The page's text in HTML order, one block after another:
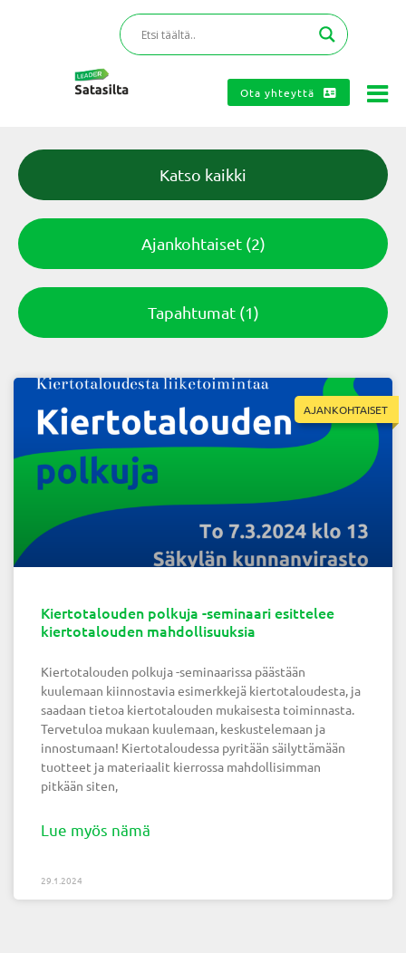
Ota yhteyttä
Katso kaikki
Ajankohtaiset (2)
Tapahtumat (1)
AJANKOHTAISET
Kiertotalouden polkuja -seminaari esittelee
kiertotalouden mahdollisuuksia
Kiertotalouden polkuja -seminaarissa päästään
kuulemaan kiinnostavia esimerkkejä kiertotaloudesta, ja
saadaan tietoa kiertotalouden mukaisesta toiminnasta.
Tervetuloa mukaan kuulemaan, keskustelemaan ja
innostumaan! Kiertotaloudessa pyritään säilyttämään
tuotteet ja materiaalit kierrossa mahdollisimman
pitkään siten,
Lue myös nämä
29.1.2024